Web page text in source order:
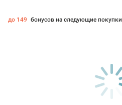
до 149 бонусов на следующие покупки